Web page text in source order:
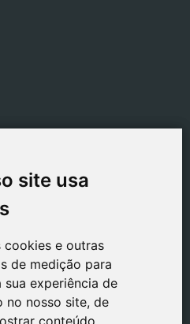
site usa
cookies e outras
de medição para
sua experiência de
no nosso site, de
conteúdo
site usa
cookies e outras
de medição para
sua experiência de
no nosso site, de
conteúdo